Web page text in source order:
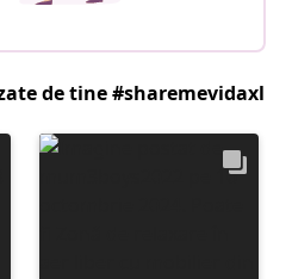
de tine #sharemevidaxl